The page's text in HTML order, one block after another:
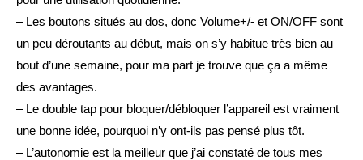
– Les boutons situés au dos, donc Volume+/- et ON/OFF sont
un peu déroutants au début, mais on s’y habitue très bien au
bout d’une semaine, pour ma part je trouve que ça a même
des avantages.
– Le double tap pour bloquer/débloquer l’appareil est vraiment
une bonne idée, pourquoi n’y ont-ils pas pensé plus tôt.
– L’autonomie est la meilleur que j’ai constaté de tous mes